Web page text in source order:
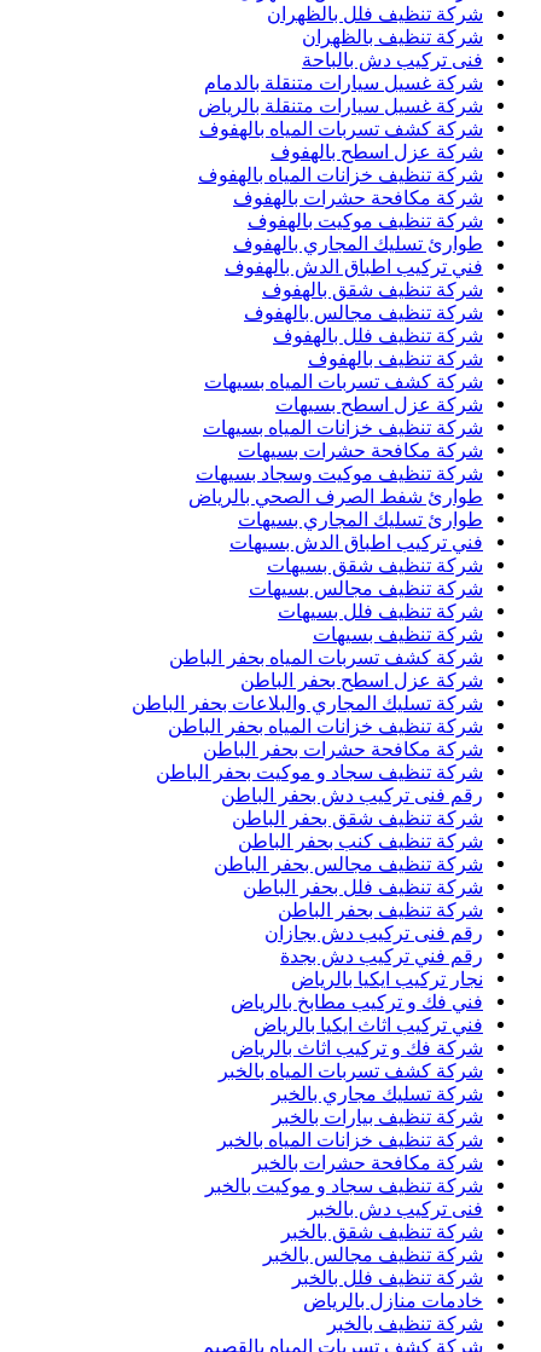
شركة تنظيف فلل بالظهران
شركة تنظيف بالظهران
فنى تركيب دش بالباحة
شركة غسيل سيارات متنقلة بالدمام
شركة غسيل سيارات متنقلة بالرياض
شركة كشف تسربات المياه بالهفوف
شركة عزل اسطح بالهفوف
شركة تنظيف خزانات المياه بالهفوف
شركة مكافحة حشرات بالهفوف
شركة تنظيف موكيت بالهفوف
طوارئ تسليك المجاري بالهفوف
فني تركيب اطباق الدش بالهفوف
شركة تنظيف شقق بالهفوف
شركة تنظيف مجالس بالهفوف
شركة تنظيف فلل بالهفوف
شركة تنظيف بالهفوف
شركة كشف تسربات المياه بسيهات
شركة عزل اسطح بسيهات
شركة تنظيف خزانات المياه بسيهات
شركة مكافحة حشرات بسيهات
شركة تنظيف موكيت وسجاد بسيهات
طوارئ شفط الصرف الصحي بالرياض
طوارئ تسليك المجاري بسيهات
فني تركيب اطباق الدش بسيهات
شركة تنظيف شقق بسيهات
شركة تنظيف مجالس بسيهات
شركة تنظيف فلل بسيهات
شركة تنظيف بسيهات
شركة كشف تسربات المياه بحفر الباطن
شركة عزل اسطح بحفر الباطن
شركة تسليك المجاري والبلاعات بحفر الباطن
شركة تنظيف خزانات المياه بحفر الباطن
شركة مكافحة حشرات بحفر الباطن
شركة تنظيف سجاد و موكيت بحفر الباطن
رقم فنى تركيب دش بحفر الباطن
شركة تنظيف شقق بحفر الباطن
شركة تنظيف كنب بحفر الباطن
شركة تنظيف مجالس بحفر الباطن
شركة تنظيف فلل بحفر الباطن
شركة تنظيف بحفر الباطن
رقم فنى تركيب دش بجازان
رقم فني تركيب دش بجدة
نجار تركيب ايكيا بالرياض
فني فك و تركيب مطابخ بالرياض
فني تركيب اثاث ايكيا بالرياض
شركة فك و تركيب اثاث بالرياض
شركة كشف تسربات المياه بالخبر
شركة تسليك مجاري بالخبر
شركة تنظيف بيارات بالخبر
شركة تنظيف خزانات المياه بالخبر
شركة مكافحة حشرات بالخبر
شركة تنظيف سجاد و موكيت بالخبر
فنى تركيب دش بالخبر
شركة تنظيف شقق بالخبر
شركة تنظيف مجالس بالخبر
شركة تنظيف فلل بالخبر
خادمات منازل بالرياض
شركة تنظيف بالخبر
شركة كشف تسربات المياه بالقصيم